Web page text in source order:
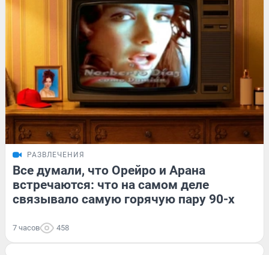
РАЗВЛЕЧЕНИЯ
Все думали, что Орейро и Арана
встречаются: что на самом деле
связывало самую горячую пару 90-х
7 часов 458